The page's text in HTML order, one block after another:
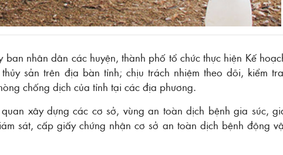
nhân dân các huyện, thành phố tổ chức thực hiện Kế
sản trên địa bàn tỉnh; chịu trách nhiệm theo dõi, kiểm
chống dịch của tỉnh tại các địa phương.
xây dựng các cơ sở, vùng an toàn dịch bệnh gia súc,
sát, cấp giấy chứng nhận cơ sở an toàn dịch bệnh động